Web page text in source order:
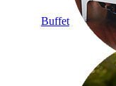
Buffet